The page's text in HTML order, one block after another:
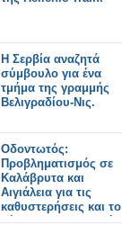
Η Σερβία αναζητά
σύμβουλο για ένα
τμήμα της γραμμής
Βελιγραδίου-Νις.
Οδοντωτός:
Προβληματισμός σε
Καλάβρυτα και
Αιγιάλεια για τις
καθυστερήσεις και το
μέλλον της ιστορικής